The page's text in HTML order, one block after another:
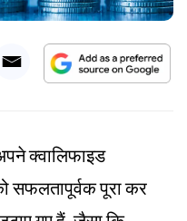
क्वालिफाइड
सफलतापूर्वक पूरा कर